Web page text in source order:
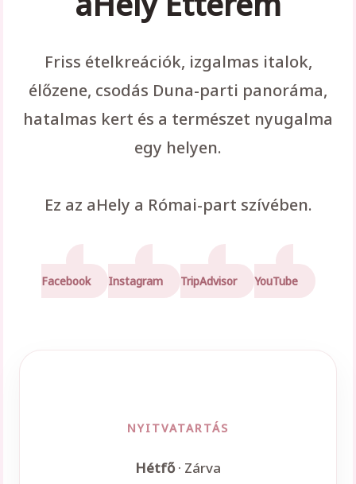
Friss ételkreációk, izgalmas italok,
élőzene, csodás Duna-parti panoráma,
hatalmas kert és a természet nyugalma
egy helyen.
Ez az aHely a Római-part szívében.
Facebook Instagram TripAdvisor YouTube
NYITVATARTÁS
Hétfő· Zárva